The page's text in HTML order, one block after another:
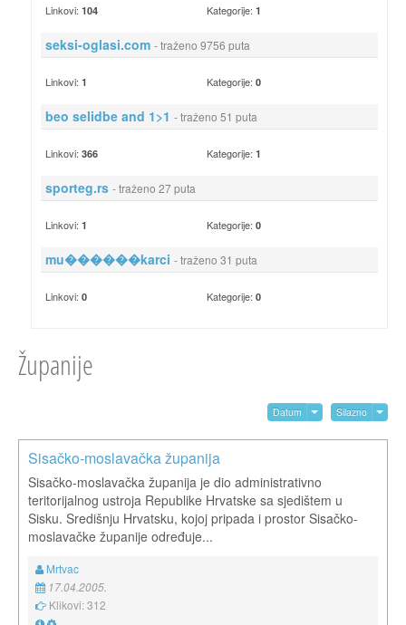
Linkovi: 104 Kategorije:1
seksi-oglasi.com - traženo 9756 puta
Linkovi: 1 Kategorije:0
beo selidbe and 1>1 - traženo 51 puta
Linkovi: 366 Kategorije:1
sporteg.rs - traženo 27 puta
Linkovi: 1 Kategorije:0
mu������karci - traženo 31 puta
Linkovi: 0 Kategorije:0
Županije
Datum Silazno
Sisačko-moslavačka županija
Sisačko-moslavačka županija je dio administrativno
teritorijalnog ustroja Republike Hrvatske sa sjedištem u
Sisku. Središnju Hrvatsku, kojoj pripada i prostor Sisačko-
moslavačke županije određuje...
Mrtvac
17.04.2005.
Klikovi: 312